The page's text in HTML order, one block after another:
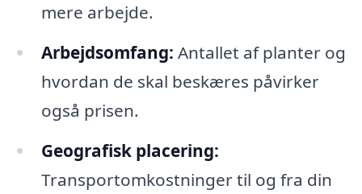
mere arbejde.
Arbejdsomfang: Antallet af planter og
hvordan de skal beskæres påvirker
også prisen.
Geografisk placering:
Transportomkostninger til og fra din